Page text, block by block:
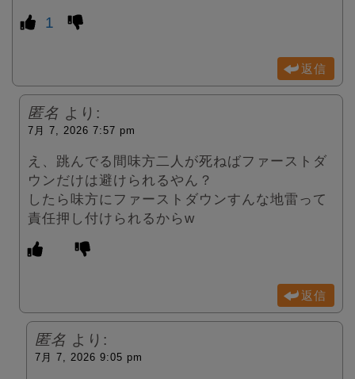
1
返信
匿名 より:
7月 7, 2026 7:57 pm
え、跳んでる間味方二人が死ねばファーストダ
ウンだけは避けられるやん？
したら味方にファーストダウンすんな地雷って
責任押し付けられるからw
返信
匿名 より:
7月 7, 2026 9:05 pm